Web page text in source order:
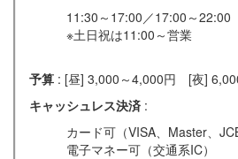
11:30～17:00／17:00～22:00
※土日祝は11:00～営業
予算 : [昼] 3,000～4,000円 [夜]
キャッシュレス決済 :
カード可（VISA、Master、
電子マネー可（交通系IC）